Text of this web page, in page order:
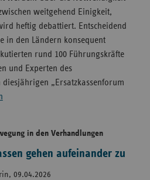
weitgehend Einigkeit,
heftig debattiert. Entscheidend
in den Ländern konsequent
rund 100 Führungskräfte
und Experten des
diesjährigen „Ersatzkassenforum
in den Verhandlungen
gehen aufeinander zu
09.04.2026